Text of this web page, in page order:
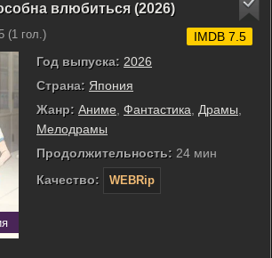
влюбиться (2026)
(1 гол.)
Год выпуска: 2026
Страна: Япония
Жанр: Аниме Фантастика Драмы
Мелодрамы
Продолжительность: 24 мин
Качество:
WEBRip
IMDB 7.5